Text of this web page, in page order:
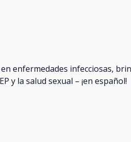
enfermedades infecciosas,
y la salud sexual – ¡en español!